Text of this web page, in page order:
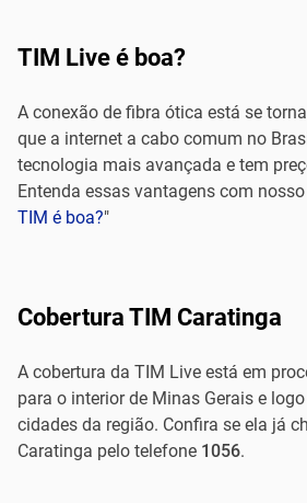
TIM Live é boa?
A conexão de fibra ótica está se
que a internet a cabo comum no
tecnologia mais avançada e tem
Entenda essas vantagens com
TIM é boa?"
Cobertura TIM Caratinga
A cobertura da TIM Live está em
para o interior de Minas Gerais e
cidades da região. Confira se ela já
Caratinga pelo telefone 1056.